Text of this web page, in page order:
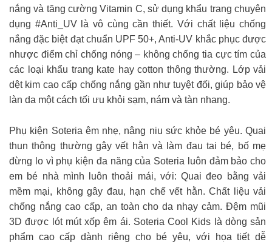
nắng và tăng cường Vitamin C, sử dụng khẩu trang chuyên
dụng #Anti_UV là vô cùng cần thiết. Với chất liệu chống
nắng đặc biệt đạt chuẩn UPF 50+, Anti-UV khắc phục được
nhược điểm chỉ chống nóng – không chống tia cực tím của
các loại khẩu trang kate hay cotton thông thường. Lớp vải
dệt kim cao cấp chống nắng gần như tuyệt đối, giúp bảo vệ
làn da một cách tối ưu khỏi sạm, nám và tàn nhang.
Phụ kiện Soteria êm nhẹ, nâng niu sức khỏe bé yêu. Quai
thun thông thường gây vết hằn và làm đau tai bé, bố mẹ
đừng lo vì phụ kiện đa năng của Soteria luôn đảm bảo cho
em bé nhà mình luôn thoải mái, với: Quai đeo bằng vải
mềm mại, không gây đau, hạn chế vết hằn. Chất liệu vải
chống nắng cao cấp, an toàn cho da nhạy cảm. Đệm mũi
3D được lót mút xốp êm ái. Soteria Cool Kids là dòng sản
phẩm cao cấp dành riêng cho bé yêu, với họa tiết dễ